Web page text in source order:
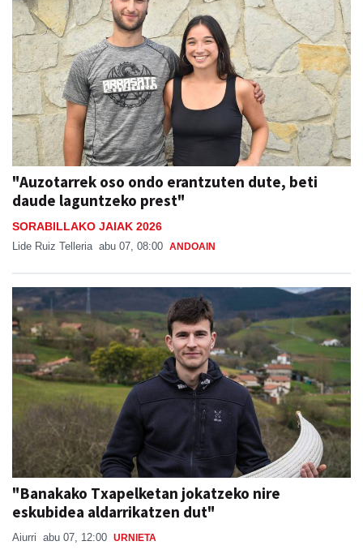
"Auzotarrek oso ondo erantzuten dute, beti
daude laguntzeko prest"
SORABILLAKO JAIAK 2026
Lide Ruiz Telleria abu 07, 08:00 ANDOAIN
"Banakako Txapelketan jokatzeko nire
eskubidea aldarrikatzen dut"
Aiurri abu 07, 12:00 URNIETA